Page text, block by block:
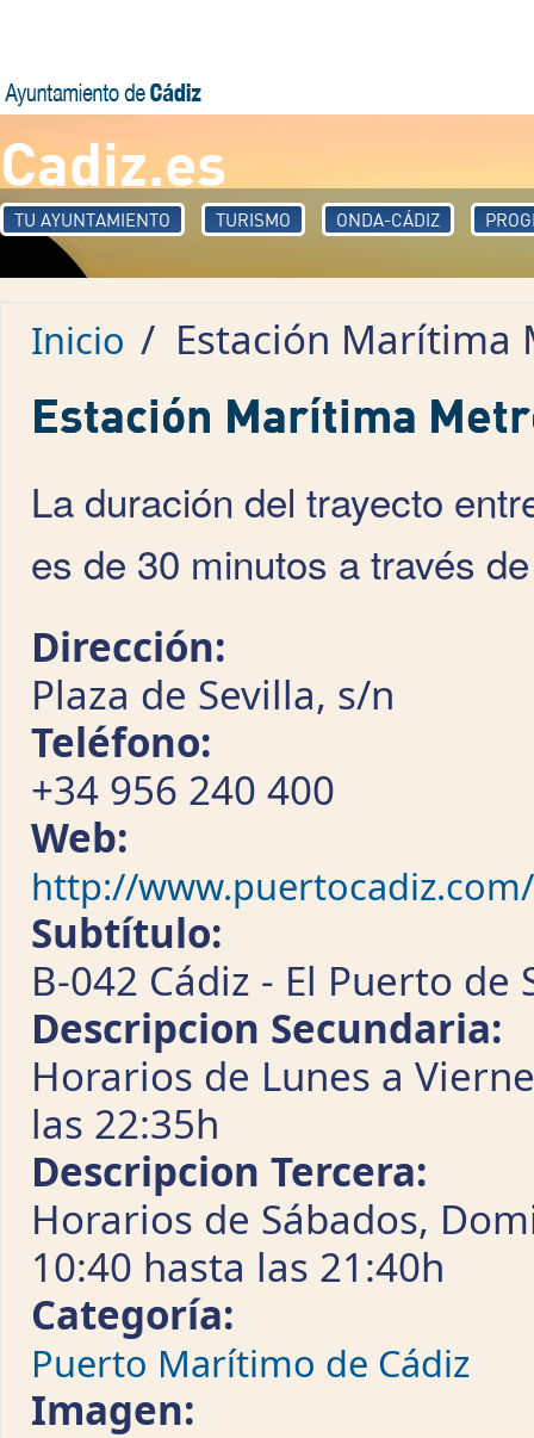
Cadiz.es
TU AYUNTAMIENTO TURISMO ONDA-CÁDIZ
Inicio / Estación Marítima
Estación Marítima
La duración del trayecto
es de 30 minutos a través
Dirección:
Plaza de Sevilla, s/n
Teléfono:
+34 956 240 400
Web:
http://
Subtítulo:
B-042 Cádiz - El Puerto de
Descripcion Secundaria:
Horarios de Lunes a
las 22:35h
Descripcion Tercera:
Horarios de Sábados,
10:40 hasta las 21:40h
Categoría:
Puerto Marítimo de Cádiz
Imagen: